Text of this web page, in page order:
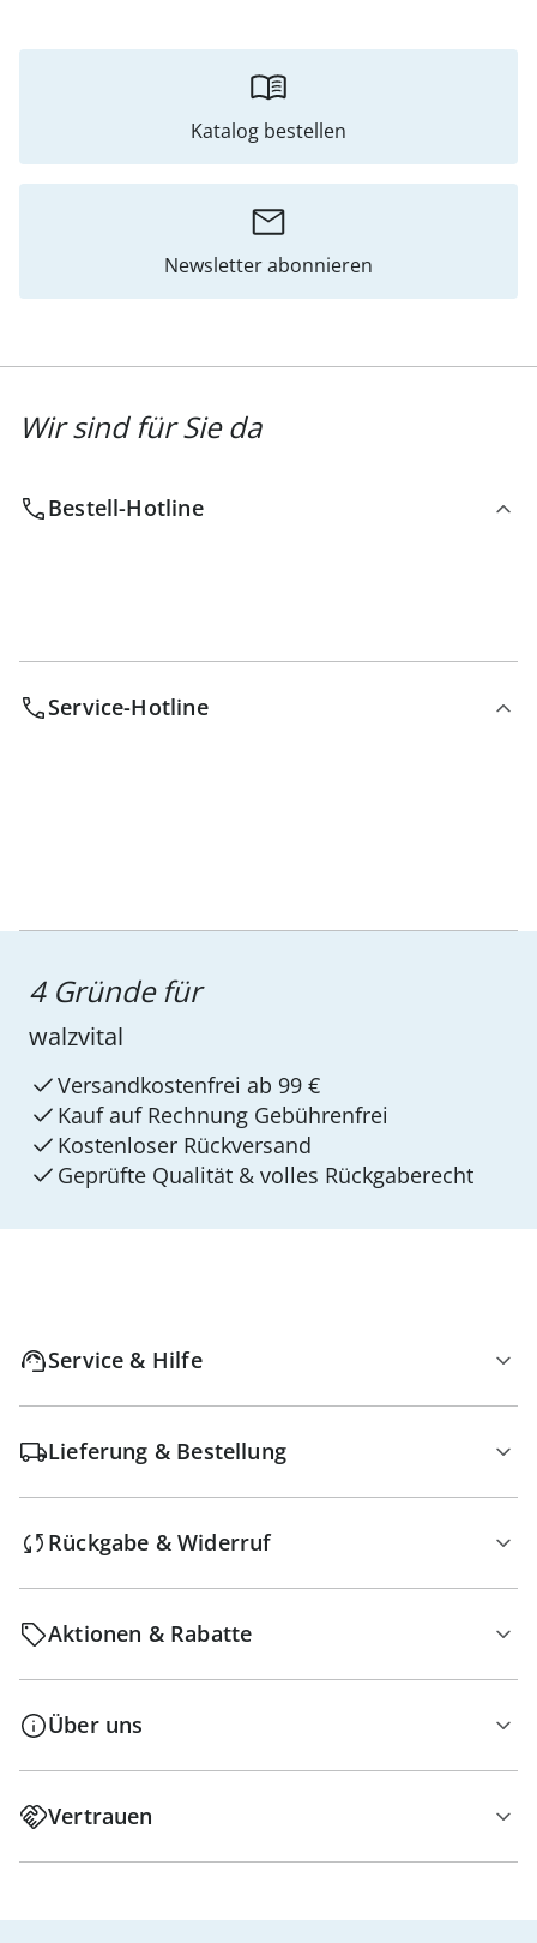
Katalog bestellen
Newsletter abonnieren
Wir sind für Sie da
Bestell-Hotline
Service-Hotline
4 Gründe für
walzvital
Versandkostenfrei ab 99 €
Kauf auf Rechnung Gebührenfrei
Kostenloser Rückversand
Geprüfte Qualität & volles Rückgaberecht
Service & Hilfe
Lieferung & Bestellung
Rückgabe & Widerruf
Aktionen & Rabatte
Über uns
Vertrauen